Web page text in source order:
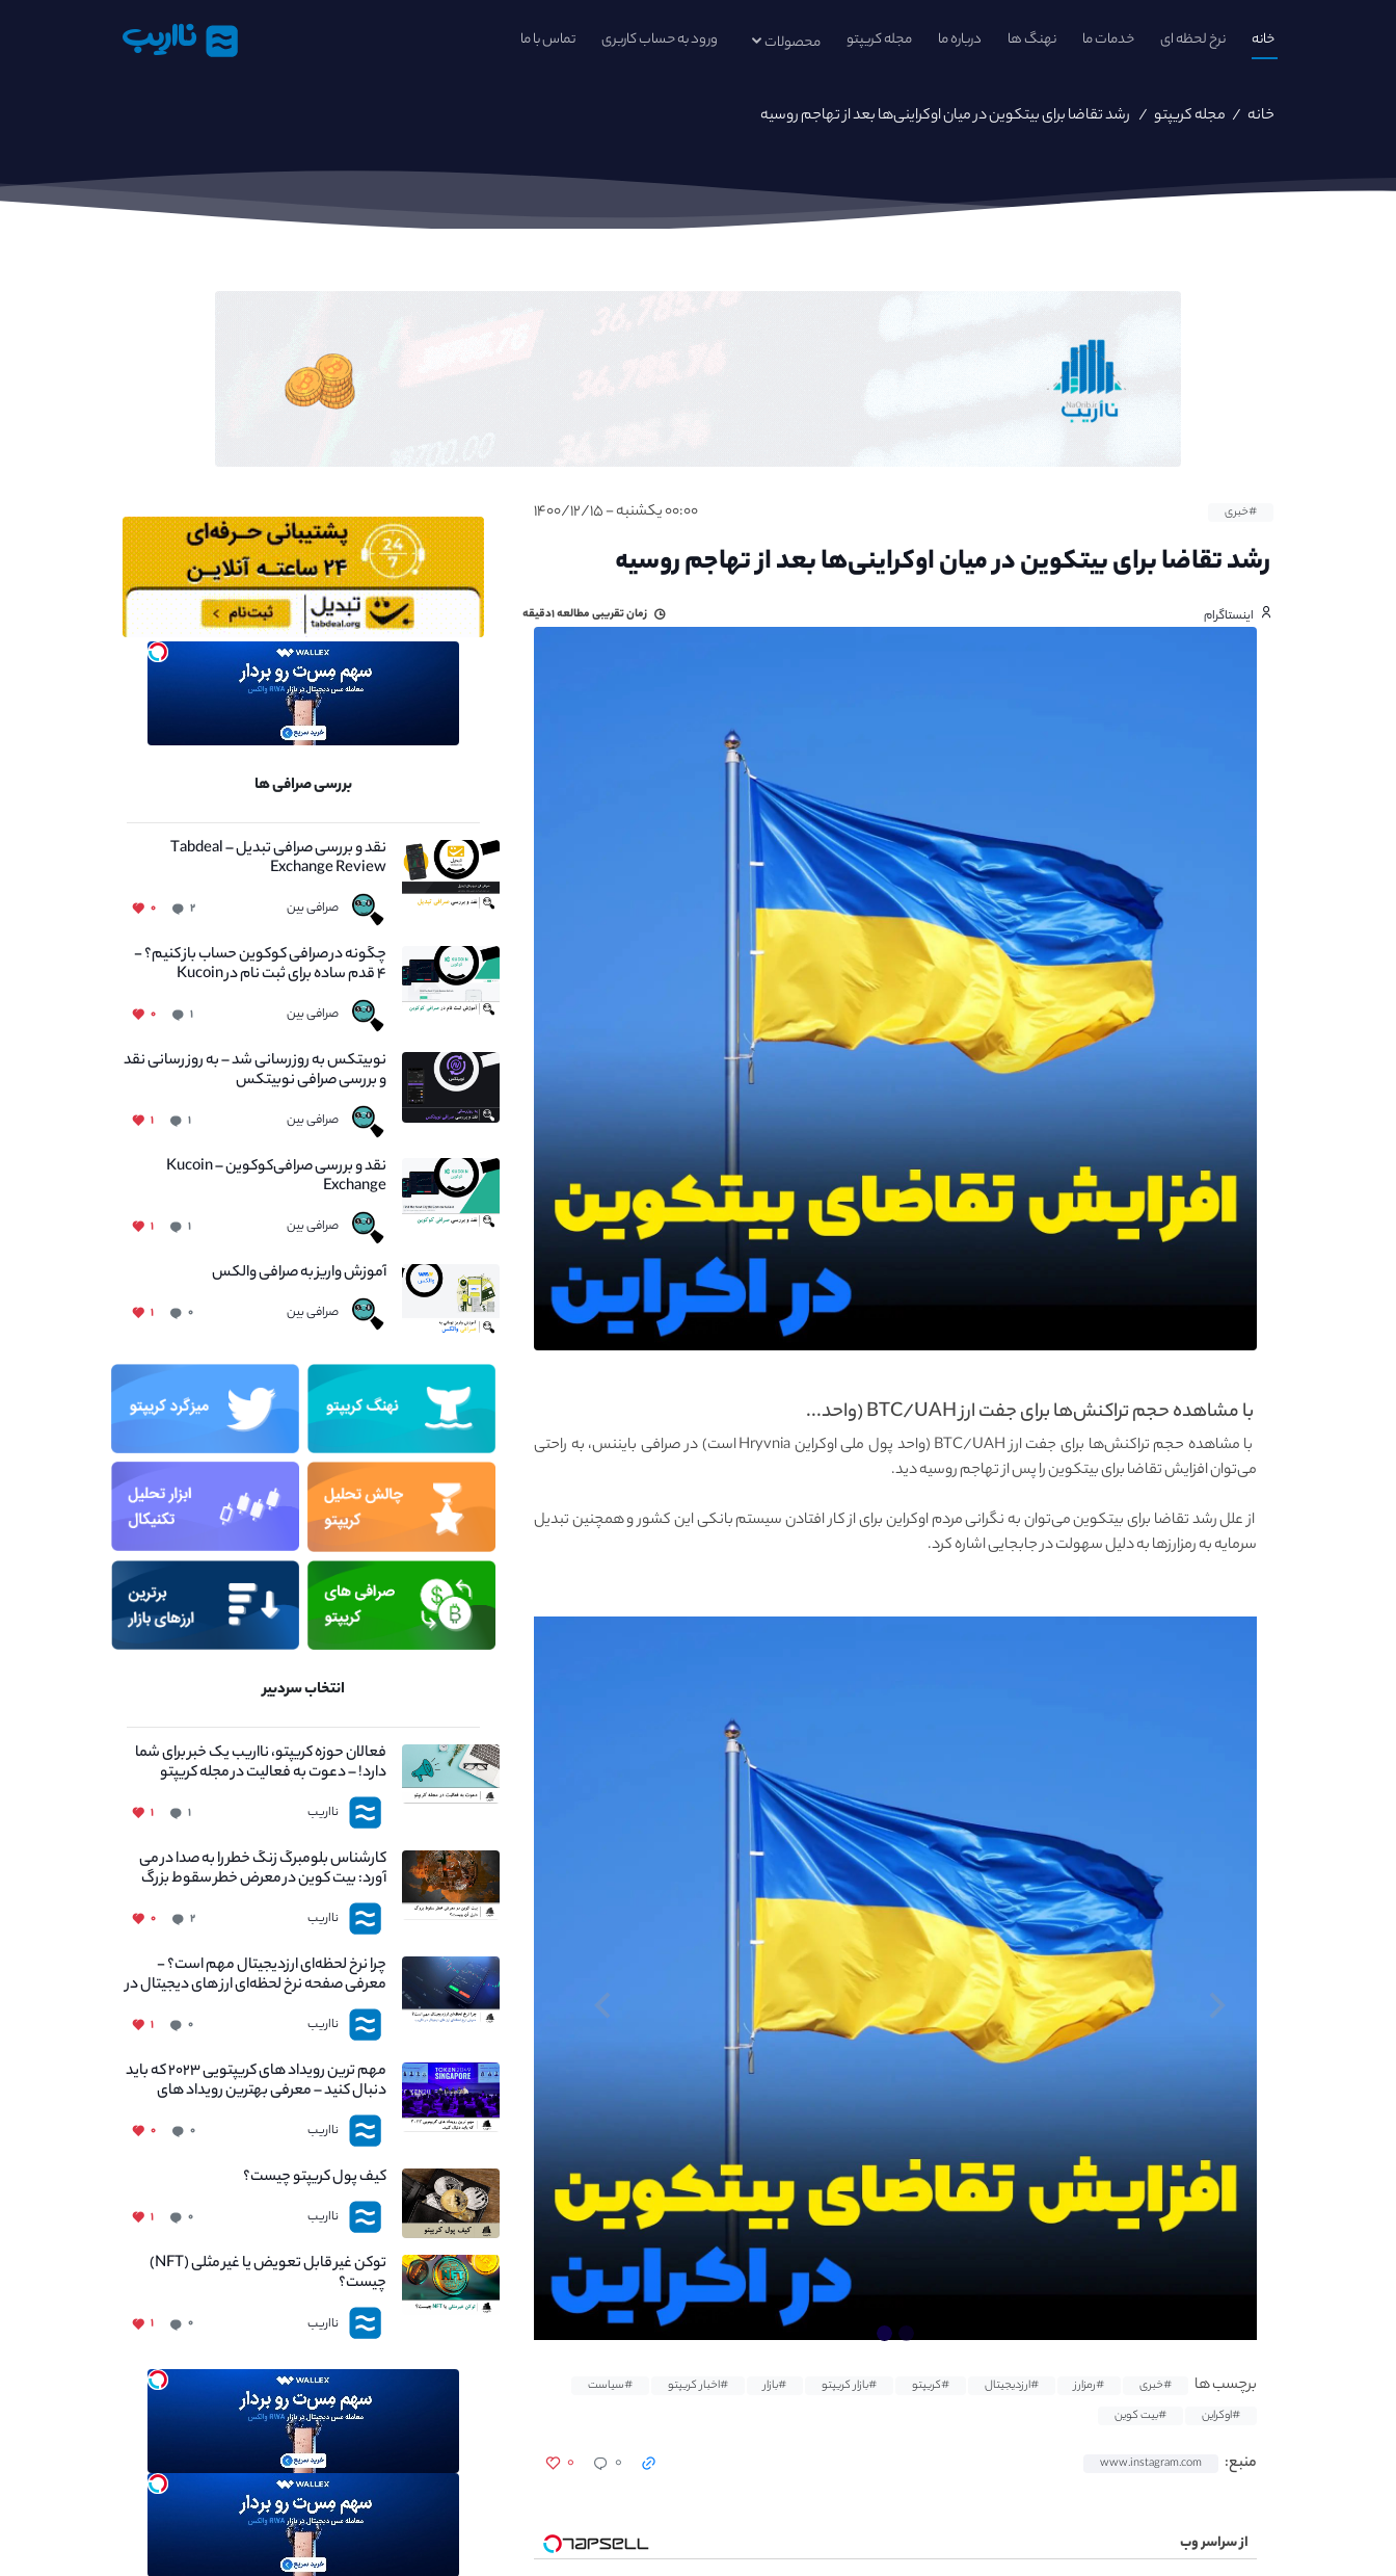
خانه نرخ لحظه ای خدمات ما نهنگ ها درباره ما مجله کریپتو محصولات ورود به حساب کاربری تماس با ما نااریب
خانه / مجله کریپتو / رشد تقاضا برای بیتکوین در میان اوکراینی‌ها بعد از تهاجم روسیه
#خبری ۰۰:۰۰ یکشنبه - ۱۴۰۰/۱۲/۱۵
رشد تقاضا برای بیتکوین در میان اوکراینی‌ها بعد از تهاجم روسیه
اینستاگرام زمان تقریبی مطالعه۱دقیقه
با مشاهده حجم تراکنش‌ها برای جفت ارز BTC/UAH (واحد...
با مشاهده حجم تراکنش‌ها برای جفت ارز BTC/UAH (واحد پول ملی اوکراین Hryvnia است) در صرافی بایننس، به راحتی
می‌توان افزایش تقاضا برای بیتکوین را پس از تهاجم روسیه دید.
از علل رشد تقاضا برای بیتکوین می‌توان به نگرانی مردم اوکراین برای از کار افتادن سیستم بانکی این کشور و همچنین تبدیل
سرمایه به رمزارز‌ها به دلیل سهولت در جابجایی اشاره کرد.
برچسب ها #خبری #رمزارز #ارزدیجیتال #کریپتو #بازار کریپتو #بازار #اخبار کریپتو
#سیاست
#اوکراین
#بیت کوین
منبع: www.instagram.com ۰ ۰
از سراسر وب
بررسی صرافی ها
نقد و بررسی صرافی تبدیل – Tabdeal
Exchange Review
صرافی بین ۲ ۰
چگونه در صرافی کوکوین حساب باز کنیم؟ -
۴ قدم ساده برای ثبت نام در Kucoin
صرافی بین ۱ ۰
نوبیتکس به روزرسانی شد – به روز رسانی نقد
و بررسی صرافی نوبیتکس
صرافی بین ۱ ۱
نقد و بررسی صرافی‌کوکوین – Kucoin
Exchange
صرافی بین ۱ ۱
آموزش واریز به صرافی والکس
صرافی بین ۰ ۱
انتخاب سردبیر
فعالان حوزه کریپتو، نااریب یک خبر برای شما
دارد! – دعوت به فعالیت در مجله کریپتو
نااریب ۱ ۱
کارشناس بلومبرگ زنگ خطر را به صدا در می
آورد: بیت کوین در معرض خطر سقوط بزرگ
است - دلیل آن چیست؟
نااریب ۲ ۰
چرا نرخ لحظه‌ای ارزدیجیتال مهم است؟ -
معرفی صفحه نرخ لحظه‌ای ارز های دیجیتال در
نااریب
نااریب ۰ ۱
مهم ترین رویداد های کریپتویی ۲۰۲۳ که باید
دنبال کنید – معرفی بهترین رویداد های
جهانی
نااریب ۰ ۰
کیف پول کریپتو چیست؟
نااریب ۰ ۱
توکن غیر قابل تعویض یا غیر مثلی (NFT)
چیست؟
نااریب ۰ ۱